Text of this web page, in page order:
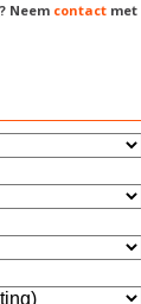
Neem contact met